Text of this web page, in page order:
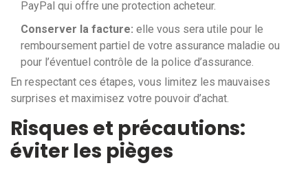
PayPal qui offre une protection acheteur.
Conserver la facture: elle vous sera utile pour le
remboursement partiel de votre assurance maladie ou
pour l’éventuel contrôle de la police d’assurance.
En respectant ces étapes, vous limitez les mauvaises
surprises et maximisez votre pouvoir d’achat.
Risques et précautions:
éviter les pièges